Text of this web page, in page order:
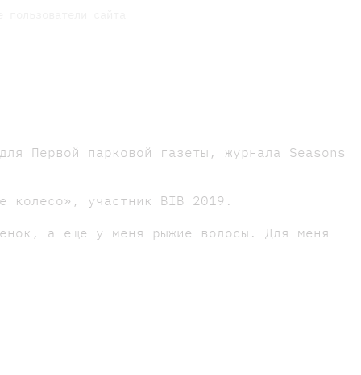
Первой парковой газеты, журнала Seasons
колесо», участник BIB 2019.
а ещё у меня рыжие волосы. Для меня